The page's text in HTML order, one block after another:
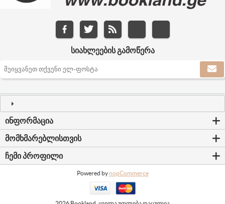
ᲡᲘᲐᲮᲚᲔᲔᲑᲘᲡ ᲒᲐᲛᲝᲬᲔᲠᲐ
ᲘᲜᲤᲝᲠᲛᲐᲪᲘᲐ
ᲛᲝᲛᲮᲛᲐᲠᲔᲑᲚᲘᲡᲗᲕᲘᲡ
ᲩᲔᲛᲘ ᲞᲠᲝᲤᲘᲚᲘ
Powered by nopCommerce